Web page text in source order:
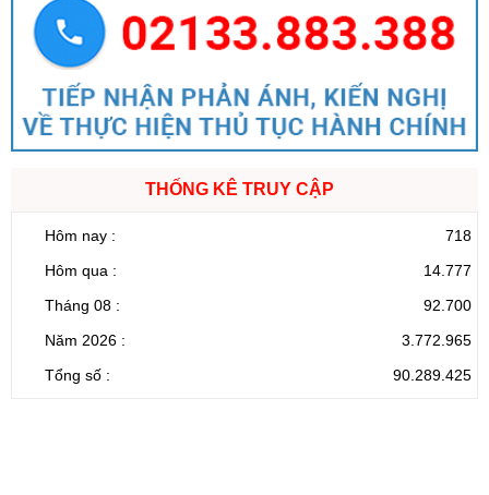
THỐNG KÊ TRUY CẬP
Hôm nay :
718
Hôm qua :
14.777
Tháng 08 :
92.700
Năm 2026 :
3.772.965
Tổng số :
90.289.425